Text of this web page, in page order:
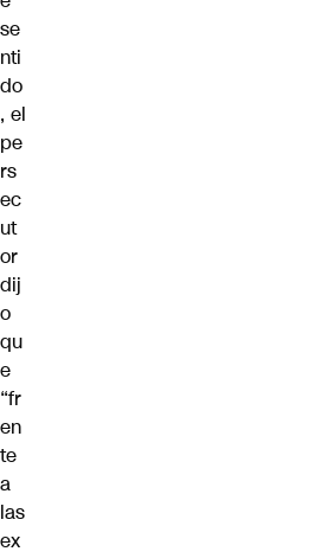
se
nti
do
, el
pe
rs
ec
ut
or
dij
o
qu
e
“fr
en
te
a
las
ex